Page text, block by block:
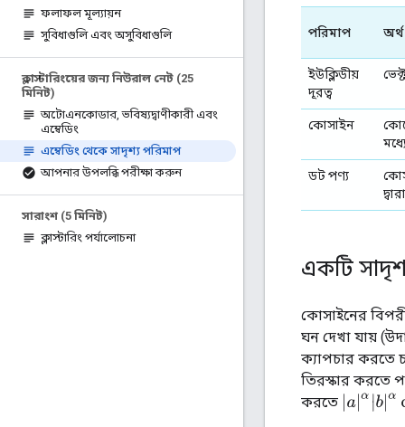
ফলাফল মূল্যায়ন
সুবিধাগুলি এবং অসুবিধাগুলি
ক্লাস্টারিংয়ের জন্য নিউরাল নেট (25
মিনিট)
অটোএনকোডার, ভবিষ্যদ্বাণীকারী এবং
এম্বেডিং
এম্বেডিং থেকে সাদৃশ্য পরিমাপ
আপনার উপলব্ধি পরীক্ষা করুন
সারাংশ (5 মিনিট)
ক্লাস্টারিং পর্যালোচনা
পরিমাপ অর্থ
ইউক্লিডীয়
দূরত্ব
কোসাইন
ডট পণ্য
একটি
কোসাইনের
ঘন দেখা যায়
ক্যাপচার করতে
তিরস্কার করতে
করতে a| α| b| α